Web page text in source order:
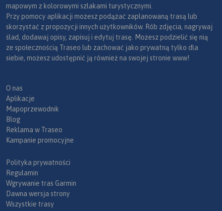
mapowym z kolorowymi szlakami turystycznymi.
Przy pomocy aplikacji możesz podążać zaplanowaną trasą lub
skorzystać z propozycji innych użytkowników. Rób zdjęcia, nagrywaj
ślad, dodawaj opisy, zapisuj i edytuj trasę. Możesz podzielić się nią
ze społecznością Traseo lub zachować jako prywatną tylko dla
siebie, możesz udostępnić ją również na swojej stronie www!
O nas
Aplikacje
Mapoprzewodnik
Blog
Reklama w Traseo
Kampanie promocyjne
Polityka prywatności
Regulamin
Wgrywanie tras Garmin
Dawna wersja strony
Wszystkie trasy